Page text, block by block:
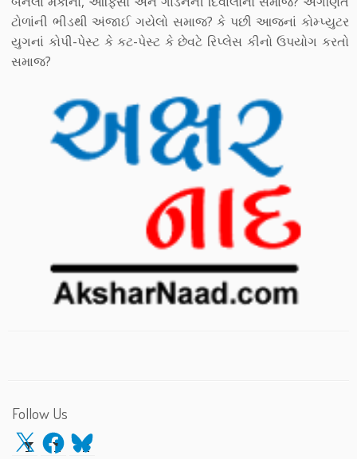
ટોળાંની ભીડથી અંજાઈ ગયેલો સમાજ? કે પછી આજનાં કોમ્પ્યુટર
યુગનાં કોપી-પેસ્ટ કે કટ-પેસ્ટ કે છેવટે રિપ્લેસ કીનો ઉપયોગ કરતો
સમાજ?
Follow Us
X Facebook
Bluesky